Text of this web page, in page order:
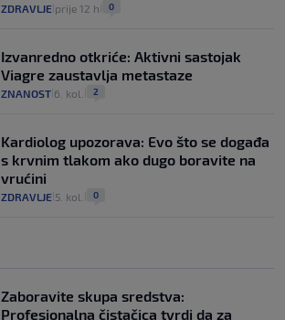
ZDRAVLJE prije 12 h 0
Izvanredno otkriće: Aktivni sastojak
Viagre zaustavlja metastaze
ZNANOST 6. kol. 2
Kardiolog upozorava: Evo što se događa
s krvnim tlakom ako dugo boravite na
vrućini
ZDRAVLJE 5. kol. 0
Zaboravite skupa sredstva:
Profesionalna čistačica tvrdi da za